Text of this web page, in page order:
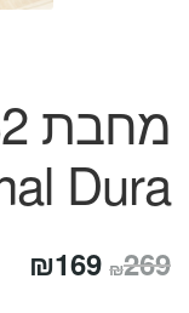
Dura
₪269 המחיר
₪169